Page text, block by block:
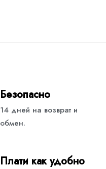
Безопасно
14 дней на возврат и
обмен.
Плати как удобно